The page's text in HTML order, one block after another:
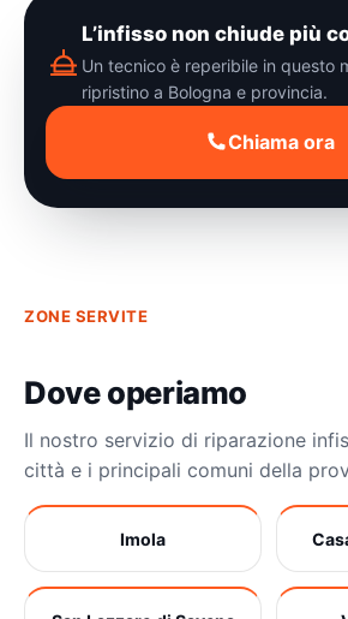
L’infisso non chiude più
Un tecnico è reperibile in questo
ripristino a Bologna e provincia.
Chiama ora
ZONE SERVITE
Dove operiamo
Il nostro servizio di riparazione
città e i principali comuni della
Imola